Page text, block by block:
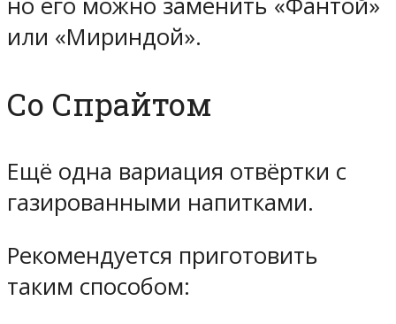
или «Мириндой».
Со Спрайтом
Ещё одна вариация отвёртки с
газированными напитками.
Рекомендуется приготовить
таким способом: